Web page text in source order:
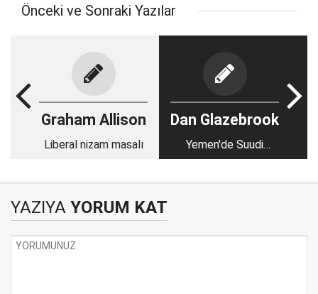
Önceki ve Sonraki Yazılar
Graham Allison
Liberal nizam masalı
Dan Glazebrook
Yemen'de Suudi
Arabistan'ın savaş
YAZIYA YORUM KAT